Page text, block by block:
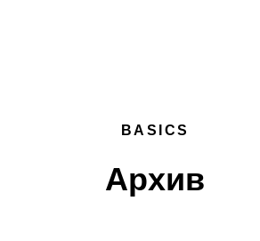
BASICS
Архив